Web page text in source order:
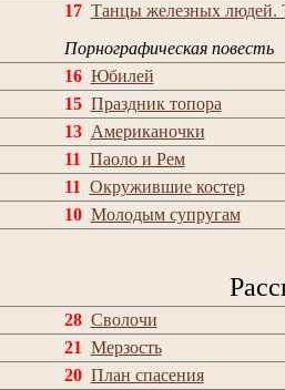
17 Танцы железных
Порнографическая повесть
16 Юбилей
15 Праздник топора
13 Американочки
11 Паоло и Рем
11 Окружившие костер
10 Молодым супругам
28 Сволочи
21 Мерзость
20 План спасения